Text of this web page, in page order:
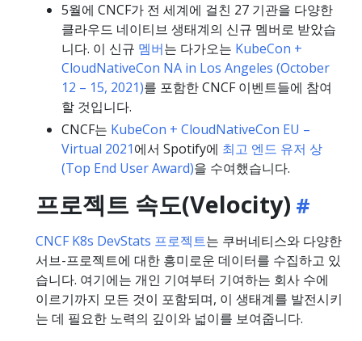
5월에 CNCF가 전 세계에 걸친 27 기관을 다양한
클라우드 네이티브 생태계의 신규 멤버로 받았습
니다. 이 신규 멤버는 다가오는 KubeCon +
CloudNativeCon NA in Los Angeles (October
12 – 15, 2021)를 포함한 CNCF 이벤트들에 참여
할 것입니다.
CNCF는 KubeCon + CloudNativeCon EU –
Virtual 2021에서 Spotify에 최고 엔드 유저 상
(Top End User Award)을 수여했습니다.
프로젝트 속도(Velocity)
CNCF K8s DevStats 프로젝트는 쿠버네티스와 다양한
서브-프로젝트에 대한 흥미로운 데이터를 수집하고 있
습니다. 여기에는 개인 기여부터 기여하는 회사 수에
이르기까지 모든 것이 포함되며, 이 생태계를 발전시키
는 데 필요한 노력의 깊이와 넓이를 보여줍니다.